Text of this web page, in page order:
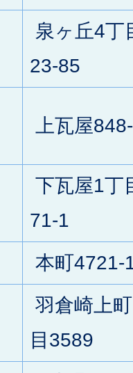
泉ヶ丘4丁
23-85
上瓦屋
下瓦屋1丁
71-1
本町4721-
羽倉崎上
目3589